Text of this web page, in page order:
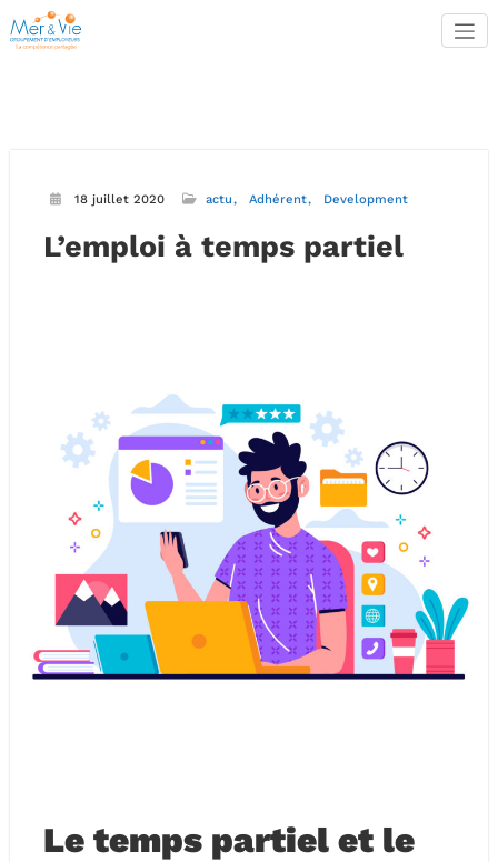
au
contenu
18 juillet 2020 actu Adhérent Development
L’emploi à temps partiel
Le temps partiel et le